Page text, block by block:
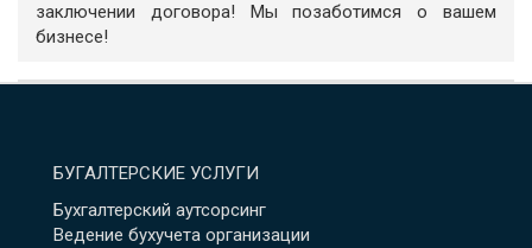
заключении договора! Мы позаботимся о вашем
бизнесе!
БУГАЛТЕРСКИЕ УСЛУГИ
Бухгалтерский аутсорсинг
Ведение бухучета организации